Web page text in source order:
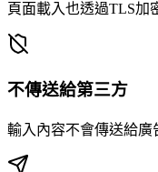
頁面載入也透過TLS加
不傳送給第三方
輸入內容不會傳送給廣